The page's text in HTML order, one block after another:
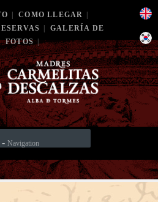
COMO LLEGAR
GALERÍA DE
FOTOS
- Navigation